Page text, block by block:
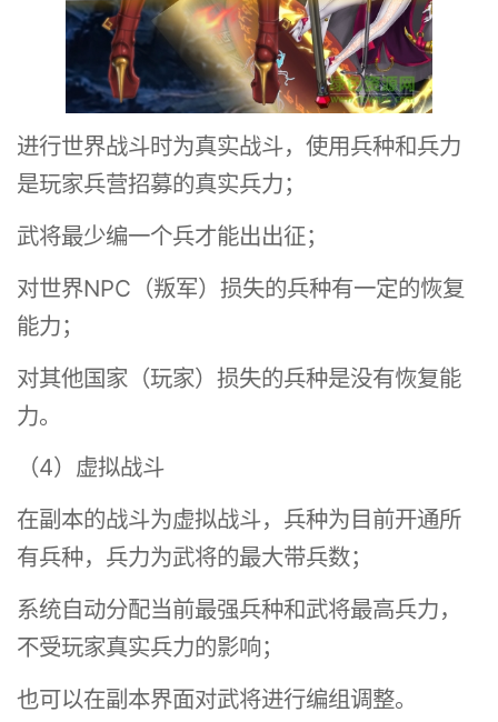
进行世界战斗时为真实战斗，使用兵种和兵力
是玩家兵营招募的真实兵力；
武将最少编一个兵才能出出征；
对世界NPC（叛军）损失的兵种有一定的恢复
能力；
对其他国家（玩家）损失的兵种是没有恢复能
力。
（4）虚拟战斗
在副本的战斗为虚拟战斗，兵种为目前开通所
有兵种，兵力为武将的最大带兵数；
系统自动分配当前最强兵种和武将最高兵力，
不受玩家真实兵力的影响；
也可以在副本界面对武将进行编组调整。